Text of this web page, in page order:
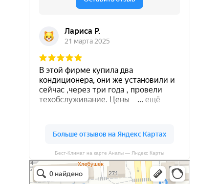
Бест-Климат на карте Анапы — Яндекс Карты
Бест-климат
Кондиционеры в Краснодаре